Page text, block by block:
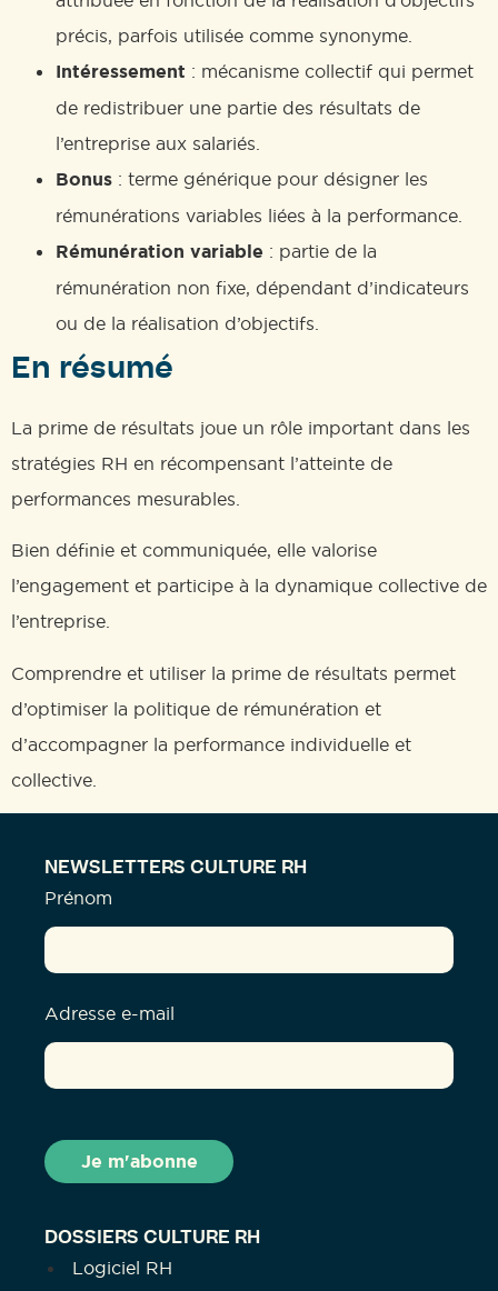
précis, parfois utilisée comme synonyme.
Intéressement : mécanisme collectif qui permet
de redistribuer une partie des résultats de
l’entreprise aux salariés.
Bonus : terme générique pour désigner les
rémunérations variables liées à la performance.
Rémunération variable : partie de la
rémunération non fixe, dépendant d’indicateurs
ou de la réalisation d’objectifs.
En résumé
La prime de résultats joue un rôle important dans les
stratégies RH en récompensant l’atteinte de
performances mesurables.
Bien définie et communiquée, elle valorise
l’engagement et participe à la dynamique collective de
l’entreprise.
Comprendre et utiliser la prime de résultats permet
d’optimiser la politique de rémunération et
d’accompagner la performance individuelle et
collective.
DOSSIERS CULTURE RH
Logiciel RH
NEWSLETTERS CULTURE RH
Prénom
Adresse e-mail